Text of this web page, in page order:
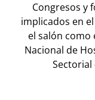
Congresos y
implicados en
el salón como
Nacional de
Sectorial